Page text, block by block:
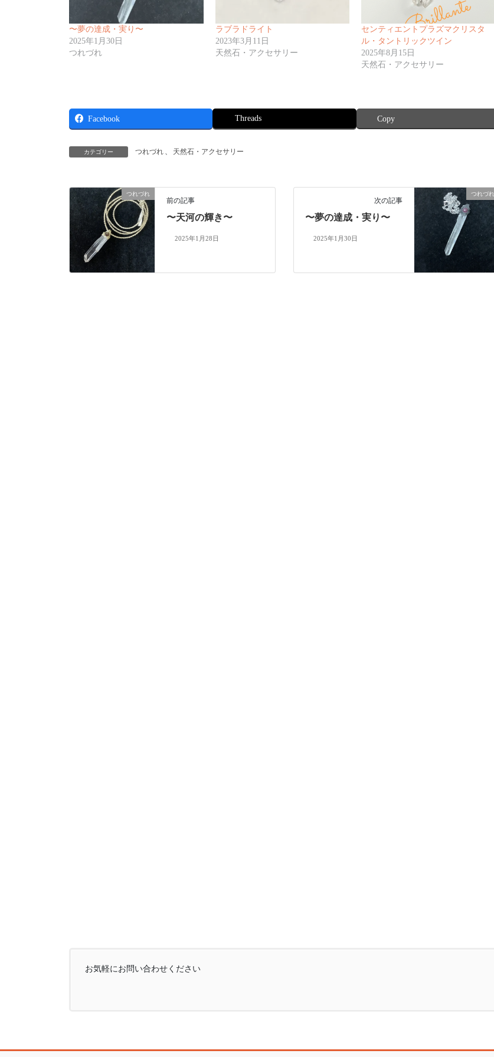
〜夢の達成・実り〜
2025年1月30日
つれづれ
ラブラドライト
2023年3月11日
天然石・アクセサリー
センティエントプラズマクリスタ
ル・タントリックツイン
2025年8月15日
天然石・アクセサリー
Facebook Threads Copy
カテゴリー つれづれ 、 天然石・アクセサリー
つれづれ
前の記事
〜天河の輝き〜
2025年1月28日
つれづれ
次の記事
〜夢の達成・実り〜
2025年1月30日
お気軽にお問い合わせください